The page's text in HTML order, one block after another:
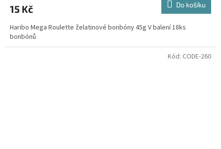
15 Kč Do košíku
Haribo Mega Roulette želatinové bonbóny 45g V balení 18ks
bonbónů
Kód: CODE-260